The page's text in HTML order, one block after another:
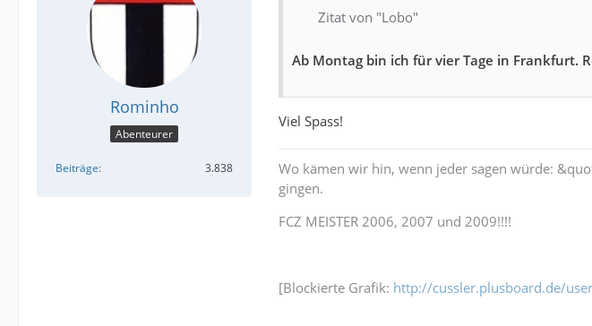
Rominho
Abenteurer
Beiträge 3.838
Zitat von "Lobo"
Ab Montag bin ich für vier Tage in Frankfurt.
Viel Spass!
Wo kämen wir hin, wenn jeder sagen würde:
gingen.
FCZ MEISTER 2006, 2007 und 2009!!!!
[Blockierte Grafik: http://cussler.plusboard.de/